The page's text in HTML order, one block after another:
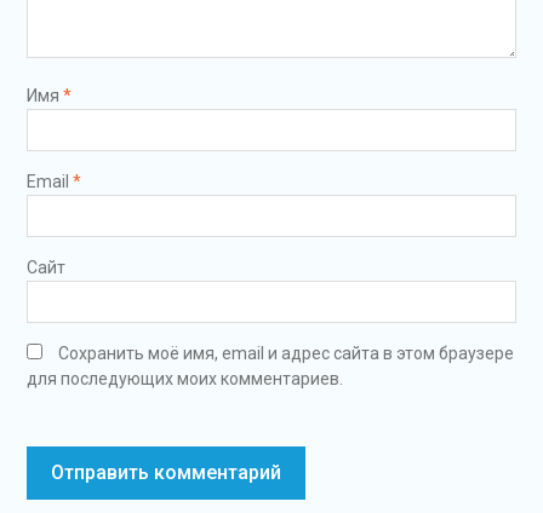
Имя *
Email *
Сайт
Сохранить моё имя, email и адрес сайта в этом браузере
для последующих моих комментариев.